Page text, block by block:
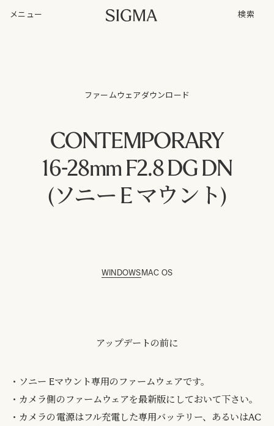
メニュー 検索
ファームウェアダウンロード
CONTEMPORARY
16-28mm F2.8 DG DN
(ソニー E マウント)
WINDOWS MAC OS
アップデートの前に
ソニー Eマウント専用のファームウェアです。
カメラ側のファームウェアを最新版にしておいて下さい。
カメラの電源はフル充電した専用バッテリー、あるいはAC